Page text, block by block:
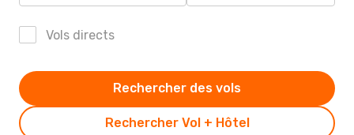
Vols directs
Rechercher Vol + Hôtel
Rechercher des vols